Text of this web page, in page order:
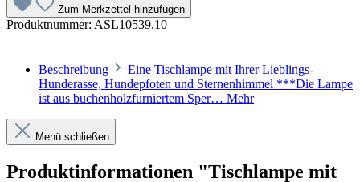
Zum Merkzettel hinzufügen
Produktnummer: ASL10539.10
Beschreibung
Eine Tischlampe mit Ihrer Lieblings-
Hunderasse, Hundepfoten und Sternenhimmel ***Die Lampe
ist aus buchenholzfurniertem Sper… Mehr
Menü schließen
Produktinformationen "Tischlampe mit